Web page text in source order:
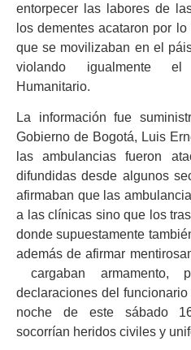
entorpecer las labores de
los dementes acataron por
que se movilizaban en el
violando igualmente el
Humanitario.
La información fue
Gobierno de Bogotá, Luis
las ambulancias fueron
difundidas desde algunos
afirmaban que las
a las clínicas sino que los
donde supuestamente
además de afirmar
cargaban
declaraciones del
noche de este sábado
socorrían heridos civiles y